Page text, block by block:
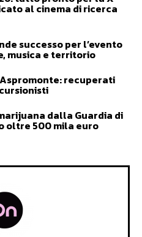
al cinema di ricerca
successo per l’evento
musica e territorio
recuperati
dalla Guardia di
oltre 500 mila euro